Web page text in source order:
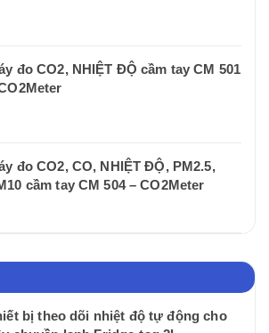
đo CO2, NHIỆT ĐỘ cầm tay CM 501
đo CO2, CO, NHIỆT ĐỘ, PM2.5,
cầm tay CM 504 – CO2Meter
bị theo dõi nhiệt độ tự động cho